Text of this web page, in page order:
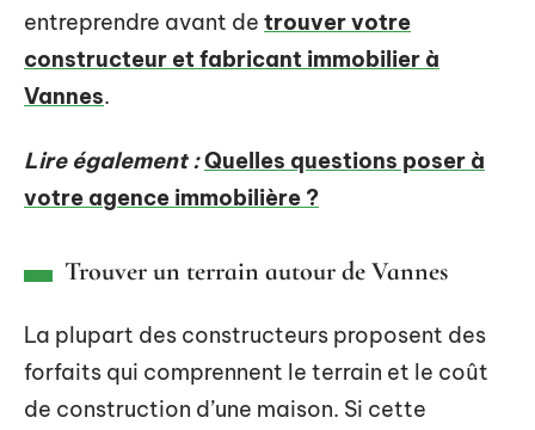
entreprendre avant de trouver votre
constructeur et fabricant immobilier à
Vannes.
Lire également :Quelles questions poser à
votre agence immobilière ?
Trouver un terrain autour de Vannes
La plupart des constructeurs proposent des
forfaits qui comprennent le terrain et le coût
de construction d’une maison. Si cette